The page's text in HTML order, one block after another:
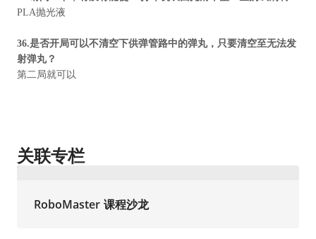
PLA抛光液
36.是否开局可以不清空下供弹管路中的弹丸，只要清空至无法发
射弹丸？
第二局就可以
关联专栏
RoboMaster 课程沙龙